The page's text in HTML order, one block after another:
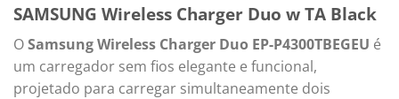
SAMSUNG Wireless Charger Duo w TA Black
OSamsung Wireless Charger Duo EP-P4300TBEGEU é
um carregador sem fios elegante e funcional,
projetado para carregar simultaneamente dois